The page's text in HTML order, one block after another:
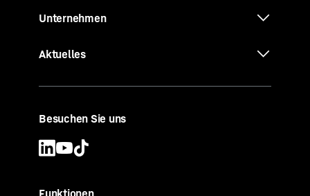
Unternehmen
Aktuelles
Besuchen Sie uns
Funktionen